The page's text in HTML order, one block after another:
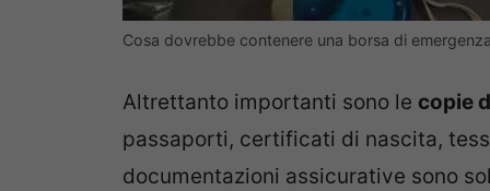
Cosa dovrebbe contenere una borsa di
Altrettanto importanti sono le copie
passaporti, certificati di nascita,
documentazioni assicurative sono